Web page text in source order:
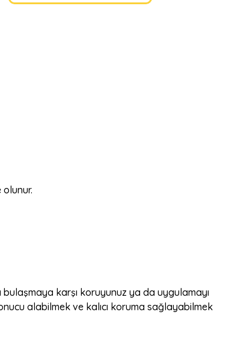
bulaşmaya karşı koruyunuz ya da uygulamayı
alabilmek ve kalıcı koruma sağlayabilmek